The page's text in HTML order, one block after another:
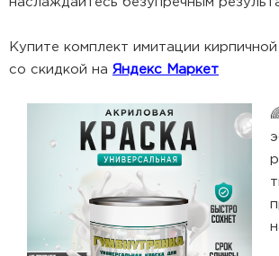
Купите комплект имитации
со скидкой на Яндекс Маркет